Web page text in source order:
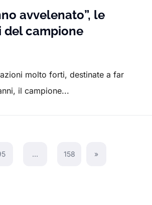
avvelenato”, le
del campione
molto forti, destinate a far
il campione...
… 158 Next Page
»